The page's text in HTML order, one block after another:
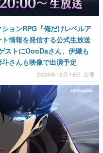
ョンRPG『俺だけレベルア
情報を発信する公式生放送
ストにOooDaさん、伊織も
さんも映像で出演予定
2024年12月16日 公開